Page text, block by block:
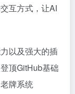
互方式，让AI
以及强大的插
顶GitHub基础
牌系统